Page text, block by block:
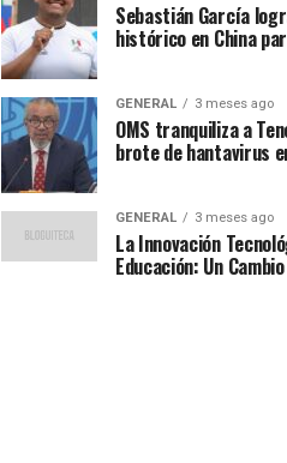
Sebastián García
histórico en China
GENERAL 3 meses ago
OMS tranquiliza a
brote de hantavirus
GENERAL 3 meses ago
La Innovación
Educación: Un